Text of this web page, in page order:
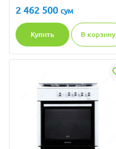
2 462 500 сум
Купить В корзину